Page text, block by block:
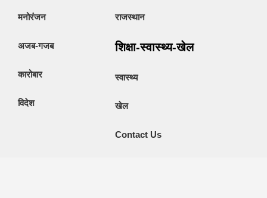
मनोरंजन
अजब-गजब
कारोबार
विदेश
राजस्थान
शिक्षा-स्वास्थ्य-खेल
स्वास्थ्य
खेल
Contact Us